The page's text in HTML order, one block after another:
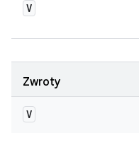
V
Zwroty
V